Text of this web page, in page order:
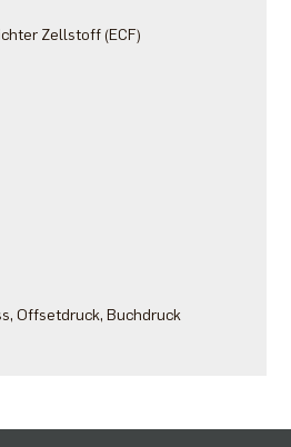
Zellstoff (ECF)
Offsetdruck, Buchdruck